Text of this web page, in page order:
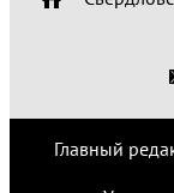
Главный